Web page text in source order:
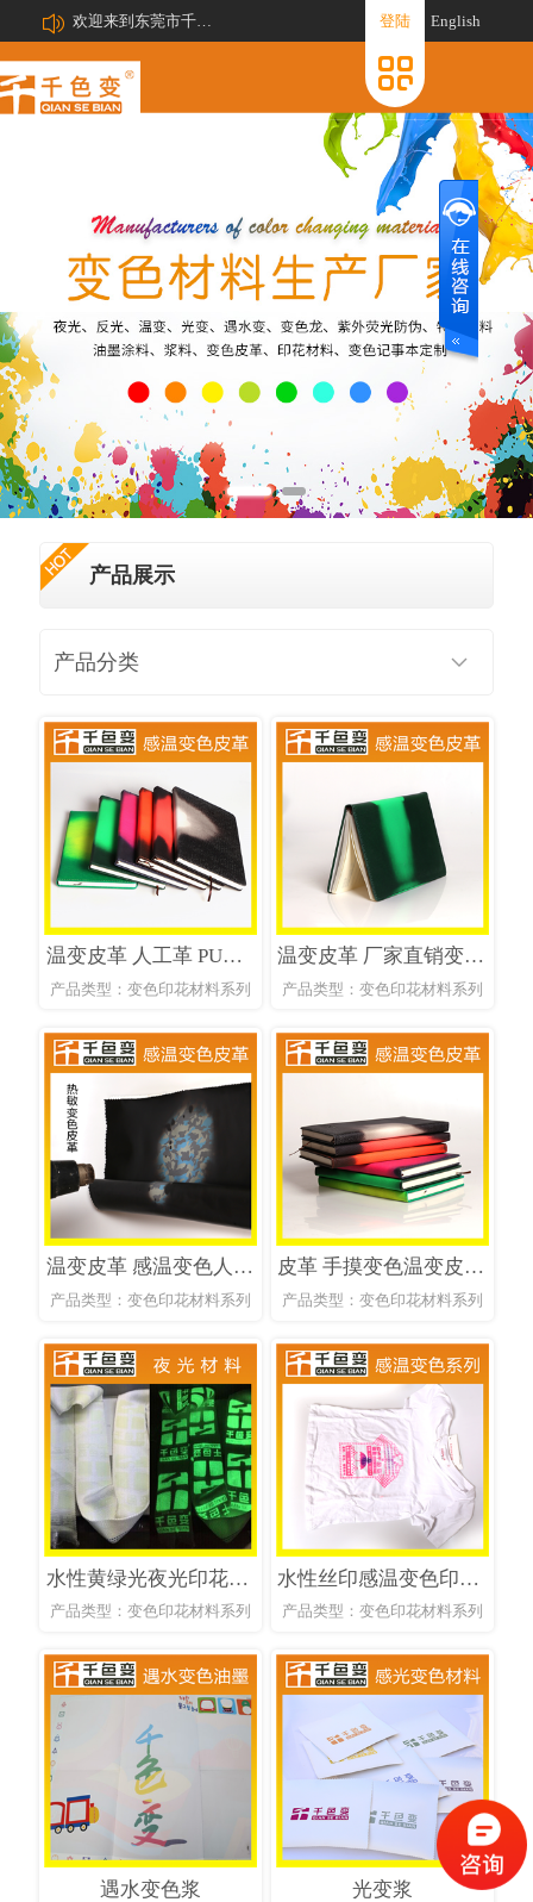
欢迎来到东莞市千色变新材料有限公司网站! English
登陆
产品展示
产品分类
温变皮革 人工革 PU皮革 太空革变色皮革
产品类型：变色印花材料系列
温变皮革 厂家直销变色皮革 感温变色皮革
产品类型：变色印花材料系列
温变皮革 感温变色人造革 现货感温变色皮革
产品类型：变色印花材料系列
皮革 手摸变色温变皮革 感温变色皮革
产品类型：变色印花材料系列
水性黄绿光夜光印花浆料
产品类型：变色印花材料系列
水性丝印感温变色印花材料
产品类型：变色印花材料系列
遇水变色浆 光变浆